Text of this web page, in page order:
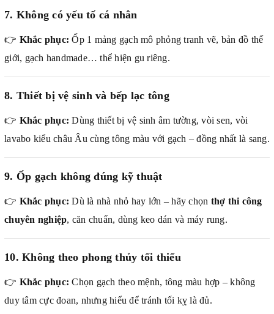
7. Không có yếu tố cá nhân
👉 Khắc phục: Ốp 1 mảng gạch mô phỏng tranh vẽ, bản đồ thế
giới, gạch handmade… thể hiện gu riêng.
8. Thiết bị vệ sinh và bếp lạc tông
👉 Khắc phục: Dùng thiết bị vệ sinh âm tường, vòi sen, vòi
lavabo kiểu châu Âu cùng tông màu với gạch – đồng nhất là sang.
9. Ốp gạch không đúng kỹ thuật
👉 Khắc phục: Dù là nhà nhỏ hay lớn – hãy chọn thợ thi công
chuyên nghiệp, căn chuẩn, dùng keo dán và máy rung.
10. Không theo phong thủy tối thiểu
👉 Khắc phục: Chọn gạch theo mệnh, tông màu hợp – không
duy tâm cực đoan, nhưng hiểu để tránh tối kỵ là đủ.